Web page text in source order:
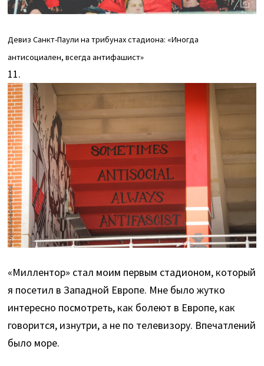
Девиз Санкт-Паули на трибунах стадиона: «Иногда
антисоциален, всегда антифашист»
11.
«Миллентор» стал моим первым стадионом, который
я посетил в Западной Европе. Мне было жутко
интересно посмотреть, как болеют в Европе, как
говорится, изнутри, а не по телевизору. Впечатлений
было море.